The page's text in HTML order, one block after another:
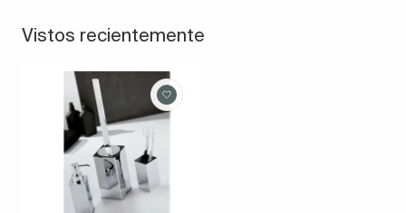
Vistos recientemente